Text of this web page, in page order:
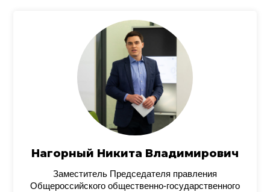
Нагорный Никита Владимирович
Заместитель Председателя правления
Общероссийского общественно-государственного